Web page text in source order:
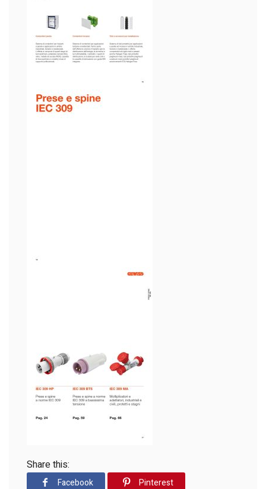
Share this:
Facebook Pinterest